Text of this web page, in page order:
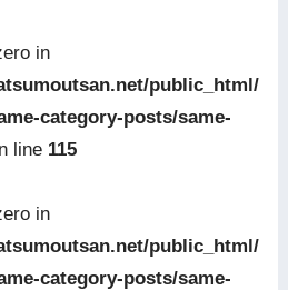
in
public_html/
category-posts/same-
line 115
in
public_html/
category-posts/same-